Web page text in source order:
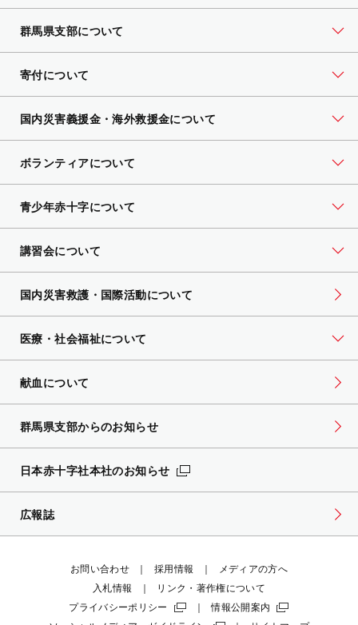
群馬県支部について
寄付について
国内災害義援金・海外救援金について
ボランティアについて
青少年赤十字について
講習会について
国内災害救護・国際活動について
医療・社会福祉について
献血について
群馬県支部からのお知らせ
日本赤十字社本社のお知らせ
広報誌
お問い合わせ 採用情報
メディアの方へ
入札情報
リンク・著作権について
プライバシーポリシー
情報公開案内